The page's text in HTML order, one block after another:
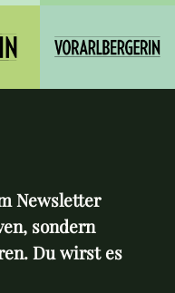
Newsletter
sondern
Du wirst es